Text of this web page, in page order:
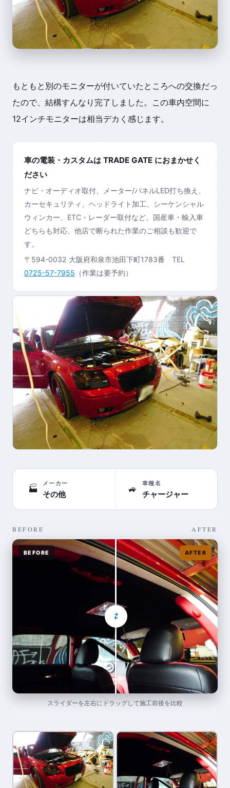
もともと別のモニターが付いていたところへの交換だっ
たので、結構すんなり完了しました。この車内空間に
12インチモニターは相当デカく感じます。
車の電装・カスタムは TRADE GATE におまかせく
ださい
ナビ・オーディオ取付、メーター/パネルLED打ち換え、
カーセキュリティ、ヘッドライト加工、シーケンシャル
ウィンカー、ETC・レーダー取付など。国産車・輸入車
どちらも対応、他店で断られた作業のご相談も歓迎で
す。
〒594-0032 大阪府和泉市池田下町1783番 TEL
0725-57-7955 （作業は要予約）
🏭
メーカー
その他
🚙
車種名
チャージャー
BEFORE AFTER
BEFORE AFTER
⇄
スライダーを左右にドラッグして施工前後を比較